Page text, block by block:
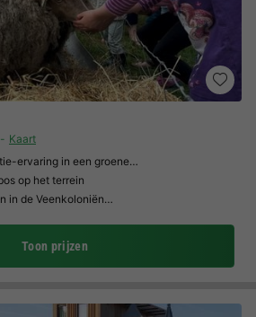
Kaart
ervaring in een groene…
op het terrein
in de Veenkoloniën…
Toon prijzen